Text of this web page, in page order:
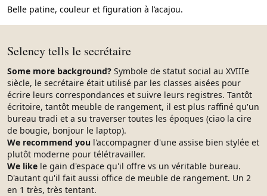
Belle patine, couleur et figuration à l’acajou.
Selency tells le secrétaire
Some more background? Symbole de statut social au XVIIIe
siècle, le secrétaire était utilisé par les classes aisées pour
écrire leurs correspondances et suivre leurs registres. Tantôt
écritoire, tantôt meuble de rangement, il est plus raffiné qu'un
bureau tradi et a su traverser toutes les époques (ciao la cire
de bougie, bonjour le laptop).
We recommend you l'accompagner d'une assise bien stylée et
plutôt moderne pour télétravailler.
We like le gain d'espace qu'il offre vs un véritable bureau.
D'autant qu'il fait aussi office de meuble de rangement. Un 2
en 1 très, très tentant.